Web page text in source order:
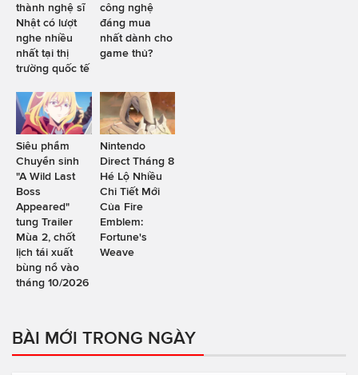
thành nghệ sĩ
Nhật có lượt
nghe nhiều
nhất tại thị
trường quốc tế
công nghệ
đáng mua
nhất dành cho
game thủ?
Siêu phẩm
Chuyển sinh
"A Wild Last
Boss
Appeared"
tung Trailer
Mùa 2, chốt
lịch tái xuất
bùng nổ vào
tháng 10/2026
Nintendo
Direct Tháng 8
Hé Lộ Nhiều
Chi Tiết Mới
Của Fire
Emblem:
Fortune's
Weave
BÀI MỚI TRONG NGÀY